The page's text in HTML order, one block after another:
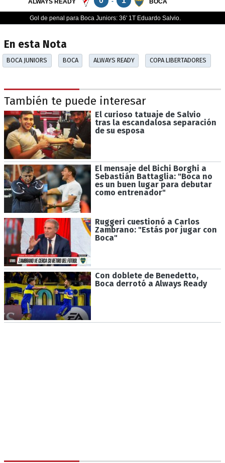
En esta Nota
BOCA JUNIORS BOCA ALWAYS READY COPA LIBERTADORES
También te puede interesar
El curioso tatuaje de Salvio
tras la escandalosa separación
de su esposa
El mensaje del Bichi Borghi a
Sebastián Battaglia: "Boca no
es un buen lugar para debutar
como entrenador"
Ruggeri cuestionó a Carlos
Zambrano: "Estás por jugar con
Boca"
Con doblete de Benedetto,
Boca derrotó a Always Ready